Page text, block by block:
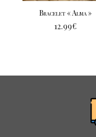
Bracelet « Alma »
12.99€